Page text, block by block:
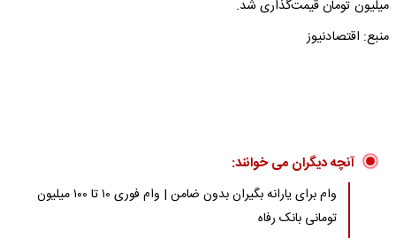
میلیون تومان قیمت‌گذاری شد.
منبع: اقتصادنیوز
آنچه دیگران می خوانند:
وام برای یارانه بگیران بدون ضامن | وام فوری ۱۰ تا ۱۰۰ میلیون
تومانی بانک رفاه